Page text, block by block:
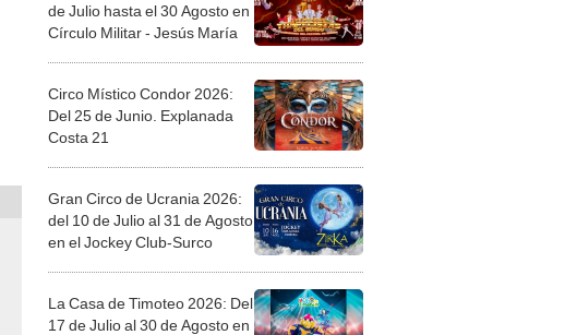
de Julio hasta el 30 Agosto en
Círculo Militar - Jesús María
Circo Místico Condor 2026:
Del 25 de Junio. Explanada
Costa 21
Gran Circo de Ucrania 2026:
del 10 de Julio al 31 de Agosto
en el Jockey Club-Surco
La Casa de Timoteo 2026: Del
17 de Julio al 30 de Agosto en